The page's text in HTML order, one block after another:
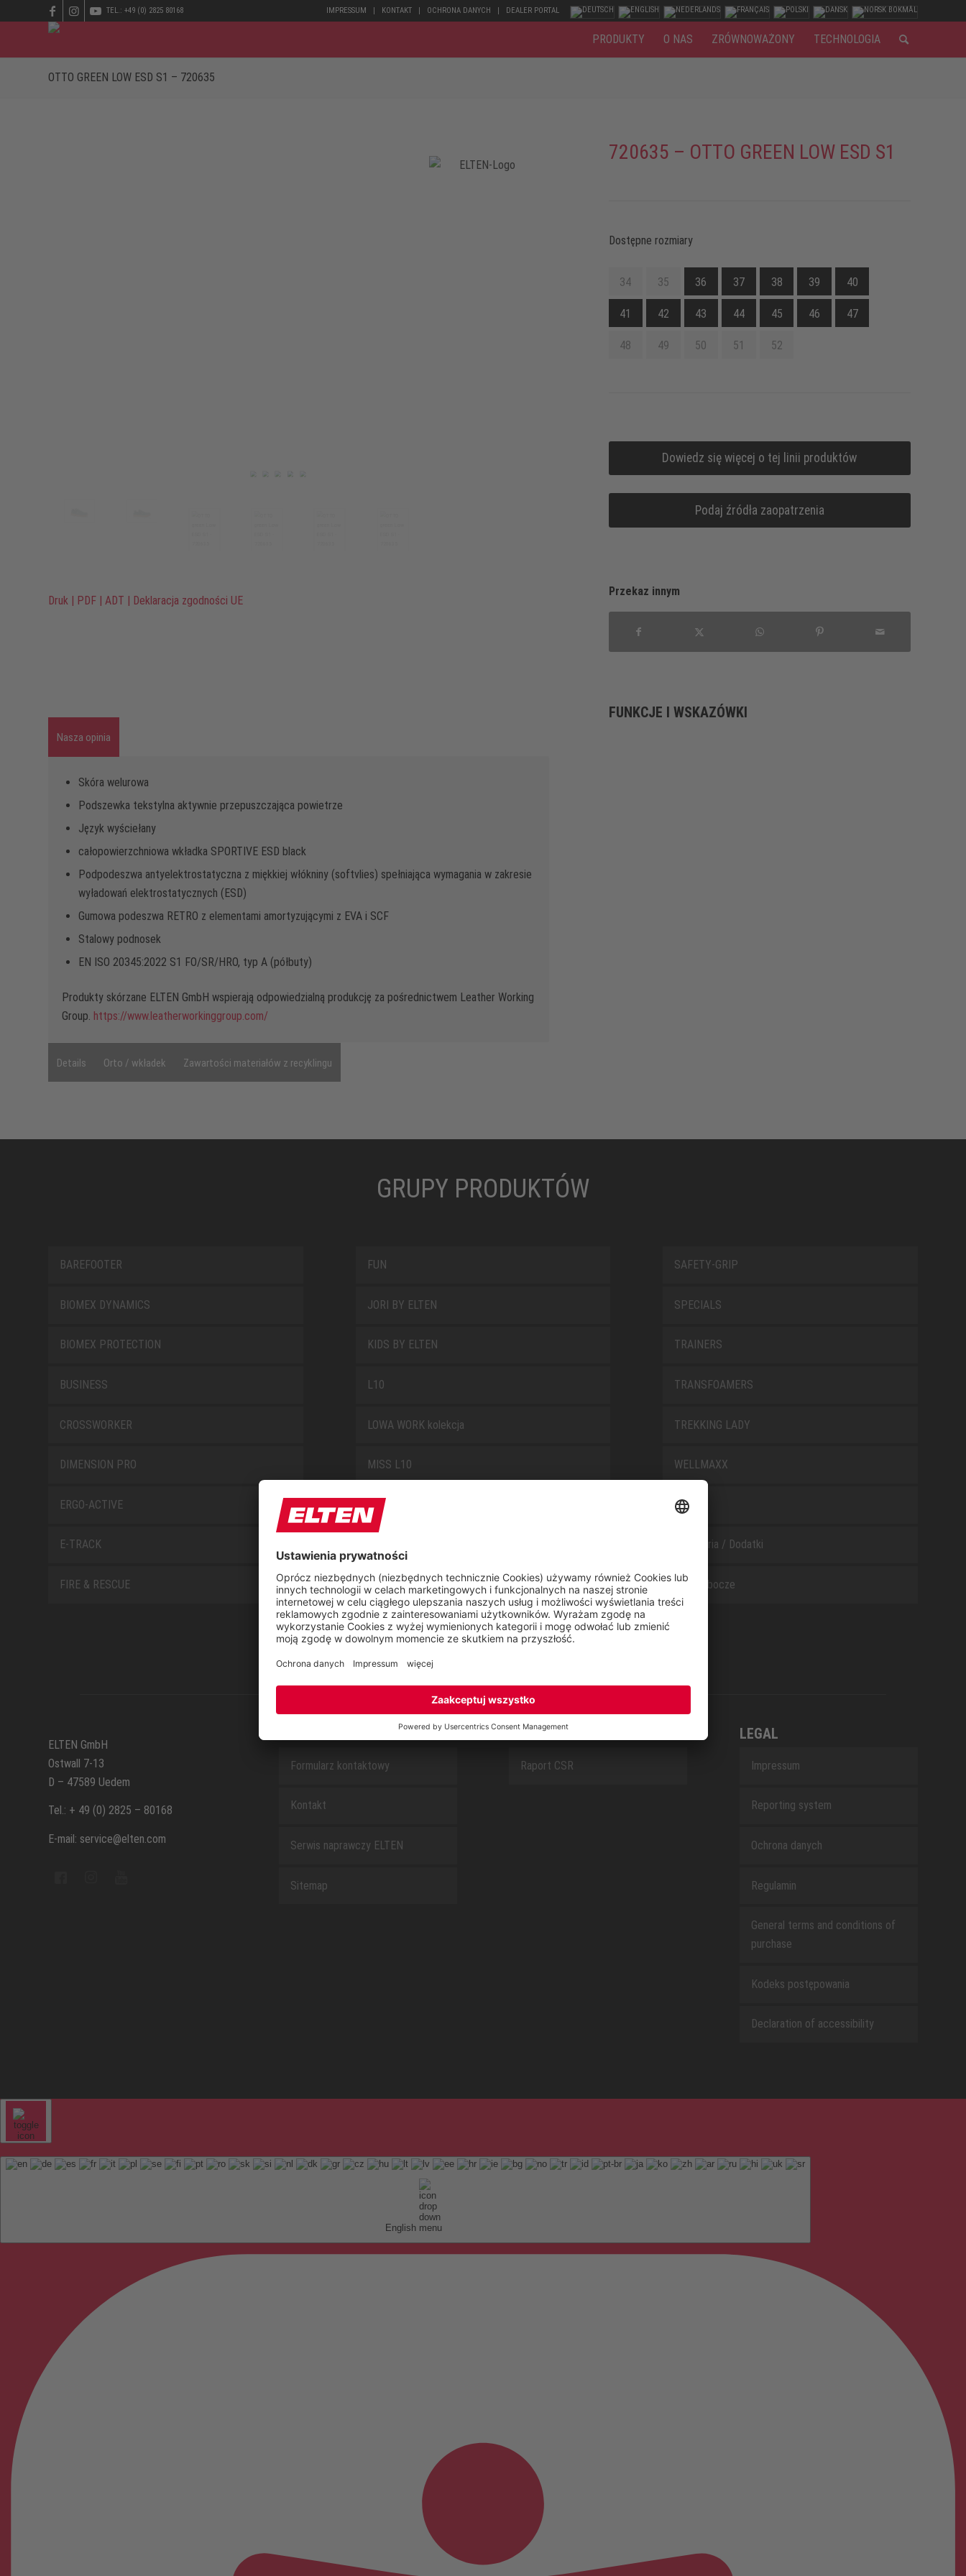
IMPRESSUM KONTAKT OCHRONA DANYCH DEALER PORTAL
TEL.: +49 (0) 2825 80168
PRODUKTY O NAS ZRÓWNOWAŻONY TECHNOLOGIA
OTTO GREEN LOW ESD S1 – 720635
Druk | PDF | ADT | Deklaracja zgodności UE
720635 – OTTO GREEN LOW ESD S1
Dostępne rozmiary
34 35 36 37 38 39 40
41 42 43 44 45 46 47
48 49 50 51 52
Dowiedz się więcej o tej linii produktów
Podaj źródła zaopatrzenia
Przekaz innym
Nasza opinia
Skóra welurowa
Podszewka tekstylna aktywnie przepuszczająca powietrze
Język wyściełany
całopowierzchniowa wkładka SPORTIVE ESD black
Podpodeszwa antyelektrostatyczna z miękkiej włókniny (softvlies) spełniająca wymagania w zakresie
wyładowań elektrostatycznych (ESD)
Gumowa podeszwa RETRO z elementami amortyzującymi z EVA i SCF
Stalowy podnosek
EN ISO 20345:2022 S1 FO/SR/HRO, typ A (półbuty)
Produkty skórzane ELTEN GmbH wspierają odpowiedzialną produkcję za pośrednictwem Leather Working
Group. https://www.leatherworkinggroup.com/
Details Orto / wkładek Zawartości materiałów z recyklingu
FUNKCJE I WSKAZÓWKI
GRUPY PRODUKTÓW
BAREFOOTER
BIOMEX DYNAMICS
BIOMEX PROTECTION
BUSINESS
CROSSWORKER
DIMENSION PRO
ERGO-ACTIVE
E-TRACK
FIRE & RESCUE
FUN
JORI BY ELTEN
KIDS BY ELTEN
L10
LOWA WORK kolekcja
MISS L10
NEW CLASSICS
RETRO
SAFEGUARD
SAFETY-GRIP
SPECIALS
TRAINERS
TRANSFOAMERS
TREKKING LADY
WELLMAXX
WHITE
Akcesoria / Dodatki
Buty robocze
ELTEN GmbH
Ostwall 7-13
D – 47589 Uedem
Tel.: + 49 (0) 2825 – 80168
E-mail: service@elten.com
Formularz kontaktowy
Kontakt
Serwis naprawczy ELTEN
Sitemap
O NAS
Raport CSR
LEGAL
Impressum
Reporting system
Ochrona danych
Regulamin
General terms and conditions of
purchase
Kodeks postępowania
Declaration of accessibility
English